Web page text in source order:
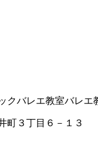
クバレエ教室バレエ
町３丁目６－１３